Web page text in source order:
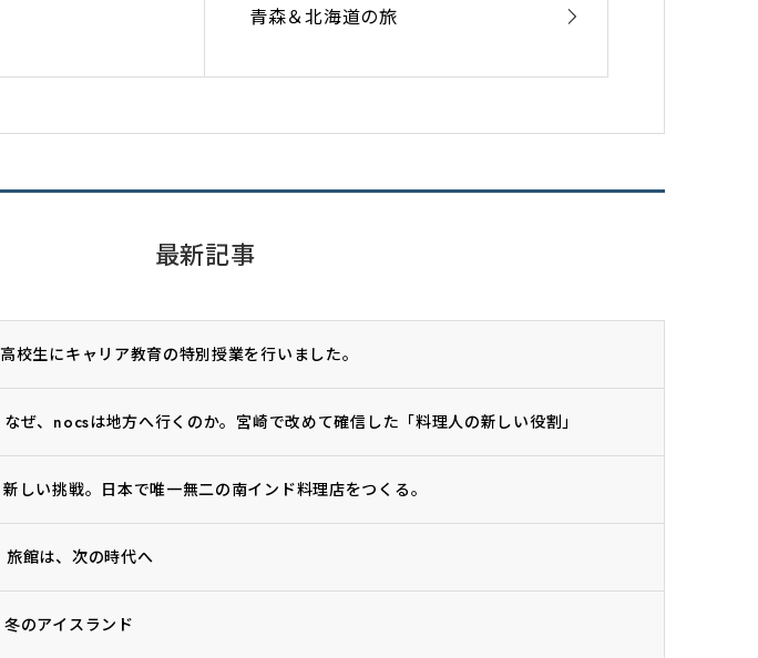
青森＆北海道の旅
最新記事
高校生にキャリア教育の特別授業を行いました。
なぜ、nocsは地方へ行くのか。宮崎で改めて確信した「料理人の新しい役割」
新しい挑戦。日本で唯一無二の南インド料理店をつくる。
旅館は、次の時代へ
冬のアイスランド